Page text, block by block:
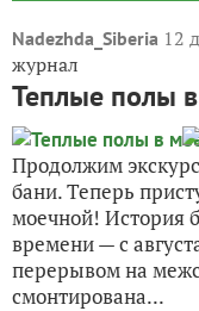
Nadezhda_Siberia 12
журнал
Теплые полы
Продолжим
бани. Теперь
моечной! История
времени — с
перерывом на
смонтирована...